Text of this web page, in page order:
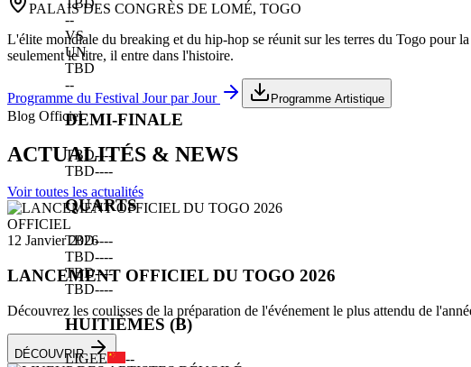
PALAIS DES CONGRÈS DE LOMÉ, TOGO
L'élite mondiale du breaking et du hip-hop se réunit sur les terres du Togo pour
seulement le titre, il entre dans l'histoire.
Programme du Festival Jour par Jour Programme Artistique
Blog Officiel
ACTUALITÉS & NEWS
Voir toutes les actualités
OFFICIEL
12 Janvier 2026
LANCEMENT OFFICIEL DU TOGO 2026
Découvrez les coulisses de la préparation de l'événement le plus attendu de
DÉCOUVRIR
TBD
--
VS
UN
TBD
--
DEMI-FINALE
TBD----
TBD----
QUARTS
TBD----
TBD----
TBD----
TBD----
HUITIÈMES (B)
LIGEE
--